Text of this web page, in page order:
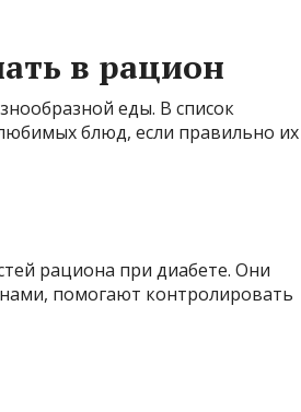
в рацион
еды. В список
блюд, если правильно их
рациона при диабете. Они
помогают контролировать